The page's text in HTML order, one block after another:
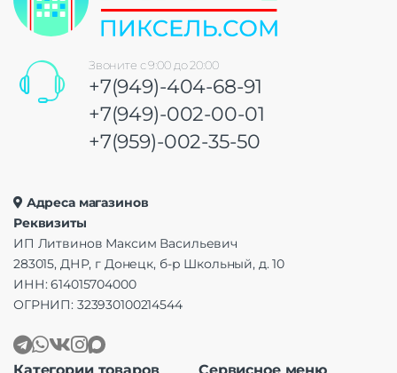
Звоните с 9:00 до 20:00
+7(949)-404-68-91
+7(949)-002-00-01
+7(959)-002-35-50
Адреса магазинов
Реквизиты
ИП Литвинов Максим Васильевич
283015, ДНР, г Донецк, б-р Школьный, д. 10
ИНН: 614015704000
ОГРНИП: 323930100214544